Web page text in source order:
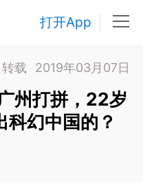
打开App
转载 2019年03月07日
州打拼，22岁
科幻中国的？